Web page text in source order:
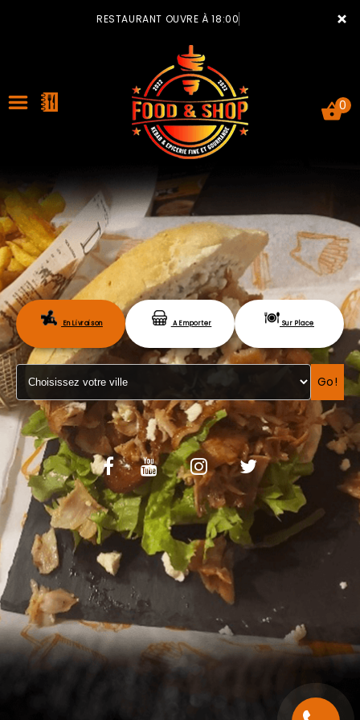
×
RESTAURANT OUVRE À 18:00
ACCUEIL
LA CARTE
VOTRE COMPTE
NOTRE RESTAURANT
VOS AVIS
MENTIONS LÉGALES
C.G.V
0
En Livraison A Emporter Sur Place
Go!